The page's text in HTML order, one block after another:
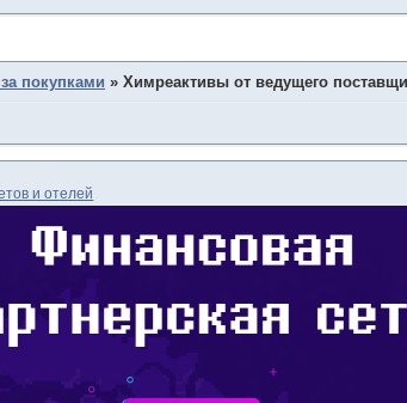
покупками » Химреактивы от ведущего